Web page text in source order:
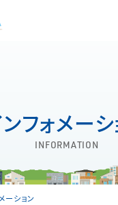
フォメーシ
INFORMATION
ーション